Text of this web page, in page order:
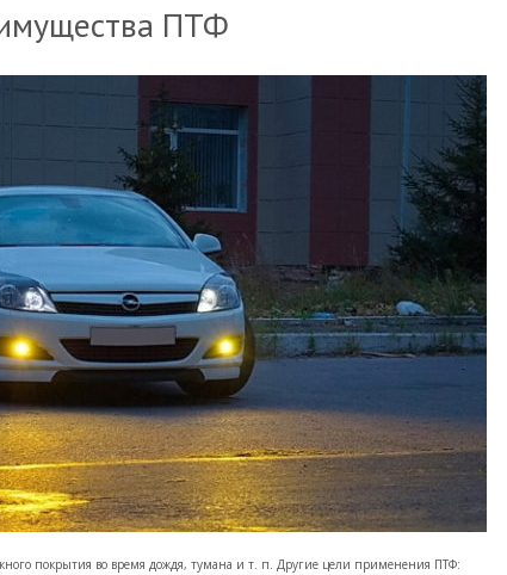
ПТФ
покрытия во время дождя, тумана и т. п. Другие цели применения ПТФ: